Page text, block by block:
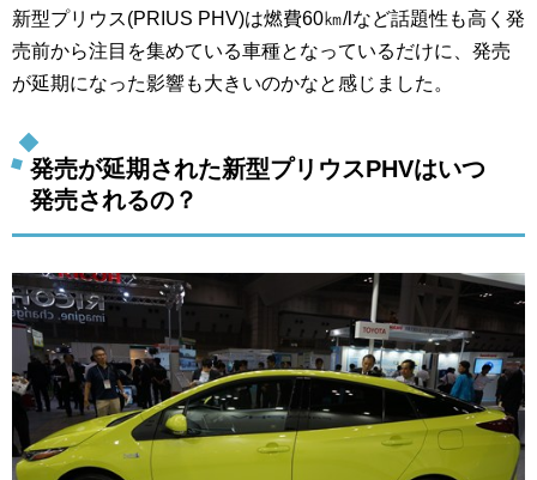
新型プリウス(PRIUS PHV)は燃費60㎞/lなど話題性も高く発
売前から注目を集めている車種となっているだけに、発売
が延期になった影響も大きいのかなと感じました。
発売が延期された新型プリウスPHVはいつ
発売されるの？